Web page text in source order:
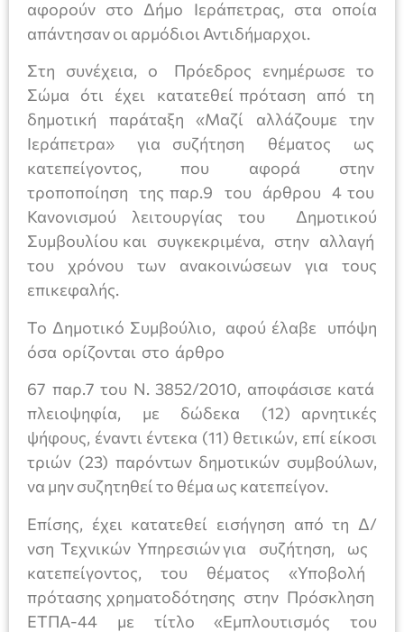
αφορούν στο Δήμο Ιεράπετρας, στα οποία
απάντησαν οι αρμόδιοι Αντιδήμαρχοι.
Στη συνέχεια, ο Πρόεδρος ενημέρωσε το
Σώμα ότι έχει κατατεθεί πρόταση από τη
δημοτική παράταξη «Μαζί αλλάζουμε την
Ιεράπετρα» για συζήτηση θέματος ως
κατεπείγοντος, που αφορά στην
τροποποίηση της παρ.9 του άρθρου 4 του
Κανονισμού λειτουργίας του Δημοτικού
Συμβουλίου και συγκεκριμένα, στην αλλαγή
του χρόνου των ανακοινώσεων για τους
επικεφαλής.
Το Δημοτικό Συμβούλιο, αφού έλαβε υπόψη
όσα ορίζονται στο άρθρο
67 παρ.7 του Ν. 3852/2010, αποφάσισε κατά
πλειοψηφία, με δώδεκα (12) αρνητικές
ψήφους, έναντι έντεκα (11) θετικών, επί είκοσι
τριών (23) παρόντων δημοτικών συμβούλων,
να μην συζητηθεί το θέμα ως κατεπείγον.
Επίσης, έχει κατατεθεί εισήγηση από τη Δ/
νση Τεχνικών Υπηρεσιών για συζήτηση, ως
κατεπείγοντος, του θέματος «Υποβολή
πρότασης χρηματοδότησης στην Πρόσκληση
ΕΤΠΑ-44 με τίτλο «Εμπλουτισμός του